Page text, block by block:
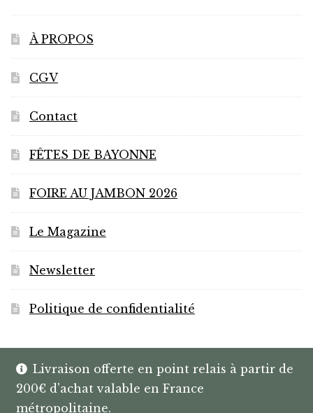
Livraison offerte en point relais à partir de
200€ d'achat valable en France
métropolitaine.
À PROPOS
CGV
Contact
FÊTES DE BAYONNE
FOIRE AU JAMBON 2026
Le Magazine
Newsletter
Politique de confidentialité
© HANNIBAL | CAVISTE À BAYONNE |